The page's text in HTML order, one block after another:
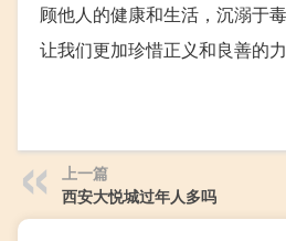
顾他人的健康和生活，沉溺于
让我们更加珍惜正义和良善的力
上一篇
西安大悦城过年人多吗